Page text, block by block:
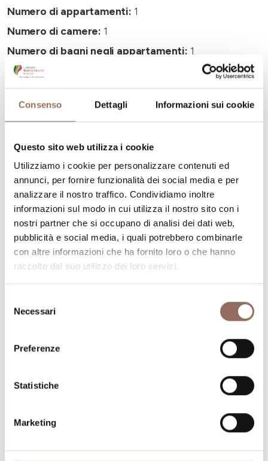
Consenso Dettagli Informazioni sui cookie
Questo sito web utilizza i cookie
Utilizziamo i cookie per personalizzare contenuti ed
annunci, per fornire funzionalità dei social media e per
analizzare il nostro traffico. Condividiamo inoltre
informazioni sul modo in cui utilizza il nostro sito con i
nostri partner che si occupano di analisi dei dati web,
pubblicità e social media, i quali potrebbero combinarle
con altre informazioni che ha fornito loro o che hanno
raccolto dal suo utilizzo dei loro servizi.
delNecessari
Preferenze
Statistiche
Marketing
Numero di appartamenti: 1
Numero di camere: 1
Numero di bagni negli appartamenti: 1
Numero di bagni:
Numero letti:8
La tua vacanza
Pianifica dove dormire, dove mangiare, cosa fare e
visitare in ogni angolo di Langhe Monferrato Roero, con
un occhio al meteo in tempo reale